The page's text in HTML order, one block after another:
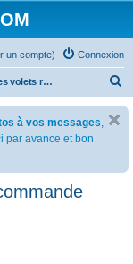
Connexion
un compte)
Forum sur les volets roulants (à commande motorisée ou manuelle)
e
à vos messages,
par avance et bon